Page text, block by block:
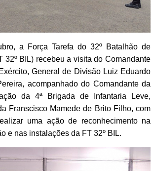
a Força Tarefa do 32º Batalhão de
32º BIL) recebeu a visita do Comandante
General de Divisão Luiz Eduardo
acompanhado do Comandante da
da 4ª Brigada de Infantaria Leve,
Franscisco Mamede de Brito Filho, com
uma ação de reconhecimento na
e nas instalações da FT 32º BIL.